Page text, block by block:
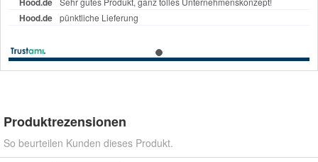
Produktrezensionen
So beurteilen Kunden dieses Produkt.